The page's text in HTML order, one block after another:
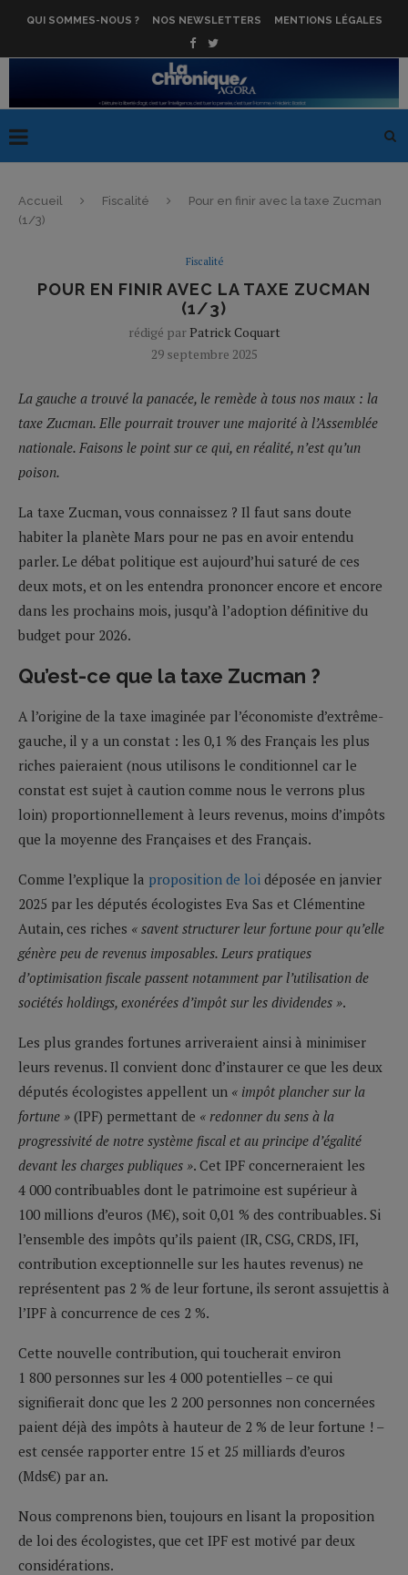
QUI SOMMES-NOUS ? NOS NEWSLETTERS MENTIONS LÉGALES
Accueil Fiscalité
Pour en finir avec la taxe Zucman
(1/3)
Fiscalité
POUR EN FINIR AVEC LA TAXE ZUCMAN
(1/3)
rédigé par Patrick Coquart
29 septembre 2025
La gauche a trouvé la panacée, le remède à tous nos maux : la
taxe Zucman. Elle pourrait trouver une majorité à l’Assemblée
nationale. Faisons le point sur ce qui, en réalité, n’est qu’un
poison.
La taxe Zucman, vous connaissez ? Il faut sans doute
habiter la planète Mars pour ne pas en avoir entendu
parler. Le débat politique est aujourd’hui saturé de ces
deux mots, et on les entendra prononcer encore et encore
dans les prochains mois, jusqu’à l’adoption définitive du
budget pour 2026.
Qu’est-ce que la taxe Zucman ?
A l’origine de la taxe imaginée par l’économiste d’extrême-
gauche, il y a un constat : les 0,1 % des Français les plus
riches paieraient (nous utilisons le conditionnel car le
constat est sujet à caution comme nous le verrons plus
loin) proportionnellement à leurs revenus, moins d’impôts
que la moyenne des Françaises et des Français.
Comme l’explique la proposition de loi déposée en janvier
2025 par les députés écologistes Eva Sas et Clémentine
Autain, ces riches « savent structurer leur fortune pour qu’elle
génère peu de revenus imposables. Leurs pratiques
d’optimisation fiscale passent notamment par l’utilisation de
sociétés holdings, exonérées d’impôt sur les dividendes ».
Les plus grandes fortunes arriveraient ainsi à minimiser
leurs revenus. Il convient donc d’instaurer ce que les deux
députés écologistes appellent un « impôt plancher sur la
fortune » (IPF) permettant de « redonner du sens à la
progressivité de notre système fiscal et au principe d’égalité
devant les charges publiques ». Cet IPF concerneraient les
4 000 contribuables dont le patrimoine est supérieur à
100 millions d’euros (M€), soit 0,01 % des contribuables. Si
l’ensemble des impôts qu’ils paient (IR, CSG, CRDS, IFI,
contribution exceptionnelle sur les hautes revenus) ne
représentent pas 2 % de leur fortune, ils seront assujettis à
l’IPF à concurrence de ces 2 %.
Cette nouvelle contribution, qui toucherait environ
1 800 personnes sur les 4 000 potentielles – ce qui
signifierait donc que les 2 200 personnes non concernées
paient déjà des impôts à hauteur de 2 % de leur fortune ! –
est censée rapporter entre 15 et 25 milliards d’euros
(Mds€) par an.
Nous comprenons bien, toujours en lisant la proposition
de loi des écologistes, que cet IPF est motivé par deux
considérations.